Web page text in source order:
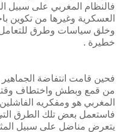
فالنظام المغربي على سبيل
العسكرية وغيرها من تكوين
وخلق سياسات وطرق
خطيرة .
من قمع وبطش واختطاف وقتل
المغربي هو ومفكريه
فاستعمل بعض تلك الطرق
يتعرض مناضل على سبيل